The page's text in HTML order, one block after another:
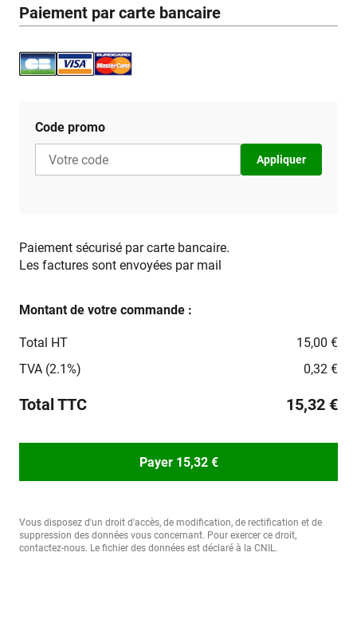
Paiement par carte bancaire
Code promo
Appliquer
Paiement sécurisé par carte bancaire.
Les factures sont envoyées par mail
Montant de votre commande :
Total HT
15,00 €
TVA (2.1%)
0,32 €
Total TTC 15,32 €
Payer 15,32 €
Vous disposez d'un droit d'accès, de modification, de rectification et de
suppression des données vous concernant. Pour exercer ce droit,
contactez-nous. Le fichier des données est déclaré à la CNIL.